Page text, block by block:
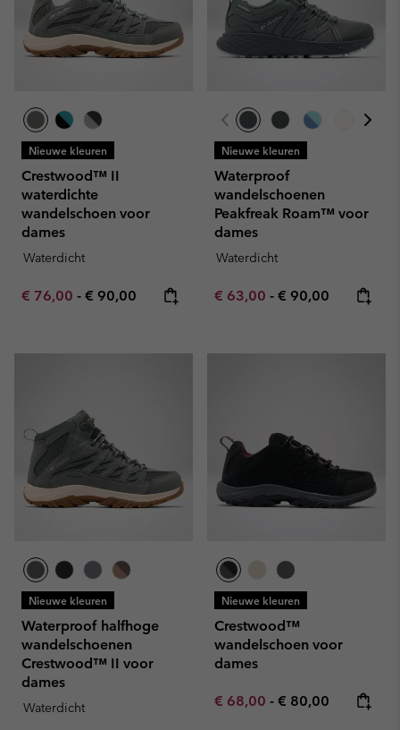
Nieuwe kleuren
Crestwood™ II
waterdichte
wandelschoen voor
dames
Waterdicht
Minimum sale price:
€ 76,00 - Maximum price:
€ 90,00
Nieuwe kleuren
Waterproof
wandelschoenen
Peakfreak Roam™ voor
dames
Waterdicht
Minimum sale price:
€ 63,00 - Maximum price:
€ 90,00
Nieuwe kleuren
Waterproof halfhoge
wandelschoenen
Crestwood™ II voor
dames
Waterdicht
Nieuwe kleuren
Crestwood™
wandelschoen voor
dames
Minimum sale price:
€ 68,00 - Maximum price:
€ 80,00